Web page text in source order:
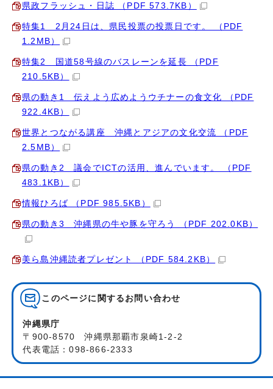
県政フラッシュ・日誌 （PDF 573.7KB）
特集1 2月24日は、県民投票の投票日です。 （PDF
1.2MB）
特集2 国道58号線のバスレーンを延長 （PDF
210.5KB）
県の動き1 伝えよう広めようウチナーの食文化 （PDF
922.4KB）
世界とつながる講座 沖縄とアジアの文化交流 （PDF
2.5MB）
県の動き2 議会でICTの活用、進んでいます。 （PDF
483.1KB）
情報ひろば （PDF 985.5KB）
県の動き3 沖縄県の牛や豚を守ろう （PDF 202.0KB）
美ら島沖縄読者プレゼント （PDF 584.2KB）
このページに関する お問い合わせ
沖縄県庁
〒900-8570 沖縄県那覇市泉崎1-2-2
代表電話：098-866-2333